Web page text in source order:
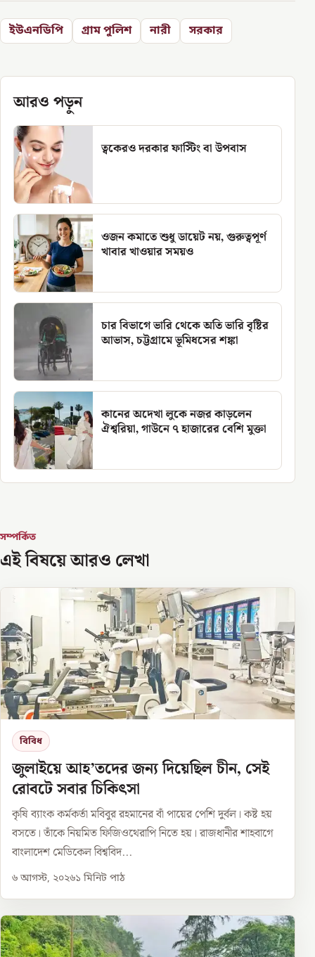
ইউএনডিপি গ্রাম পুলিশ নারী সরকার
আরও পড়ুন
ত্বকেরও দরকার ফাস্টিং বা উপবাস
ওজন কমাতে শুধু ডায়েট নয়, গুরুত্বপূর্ণ
খাবার খাওয়ার সময়ও
চার বিভাগে ভারি থেকে অতি ভারি বৃষ্টির
আভাস, চট্টগ্রামে ভূমিধসের শঙ্কা
কানের অদেখা লুকে নজর কাড়লেন
ঐশ্বরিয়া, গাউনে ৭ হাজারের বেশি মুক্তা
সম্পর্কিত
এই বিষয়ে আরও লেখা
বিবিধ
জুলাইয়ে আহ’তদের জন্য দিয়েছিল চীন, সেই
রোবটে সবার চিকিৎসা
কৃষি ব্যাংক কর্মকর্তা মবিবুর রহমানের বাঁ পায়ের পেশি দুর্বল। কষ্ট হয়
বসতে। তাঁকে নিয়মিত ফিজিওথেরাপি নিতে হয়। রাজধানীর শাহবাগে
বাংলাদেশ মেডিকেল বিশ্ববিদ...
৬ আগস্ট, ২০২৬১ মিনিট পাঠ